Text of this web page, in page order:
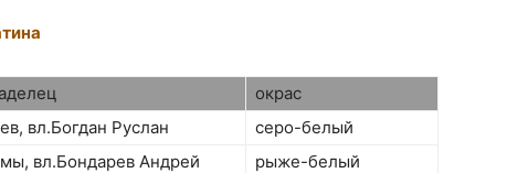
окрас
вл.Богдан Руслан
серо-белый
вл.Бондарев Андрей
рыже-белый